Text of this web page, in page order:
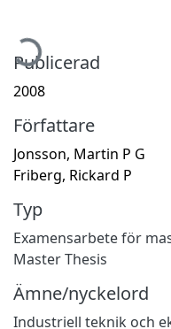
Publicerad
2008
Författare
Jonsson, Martin P G
Friberg, Rickard P
Typ
Examensarbete för
Master Thesis
Ämne/nyckelord
Industriell teknik och